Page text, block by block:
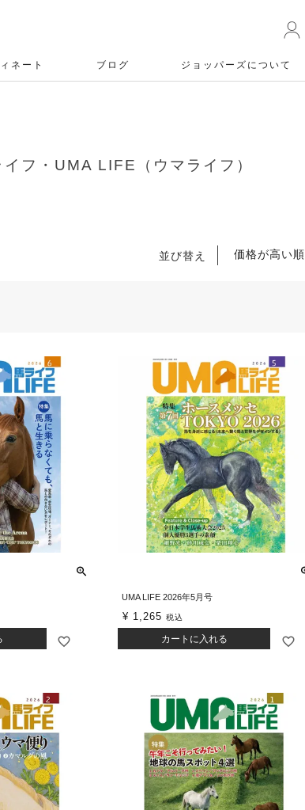
ネート ブログ ジョッパーズについて
イフ・UMA LIFE（ウマライフ）
並び替え 価格が高い順
UMA LIFE 2026年5月号
¥ 1,265 税込
カートに入れる